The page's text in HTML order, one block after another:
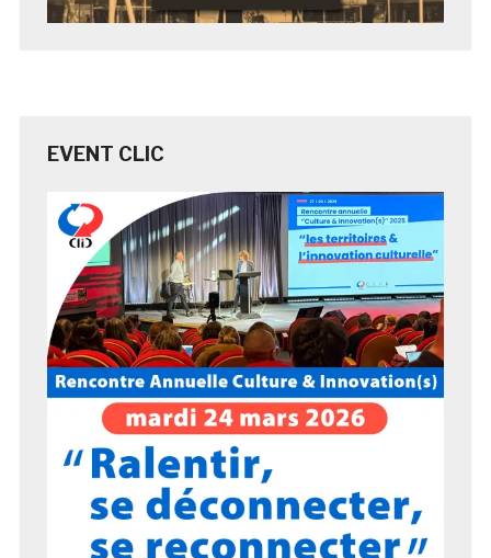
EVENT CLIC